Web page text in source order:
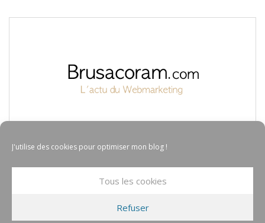
J'utilise des cookies pour optimiser mon blog !
Tous les cookies
Refuser
© COPYRIGHT BRUSACORAM 2017